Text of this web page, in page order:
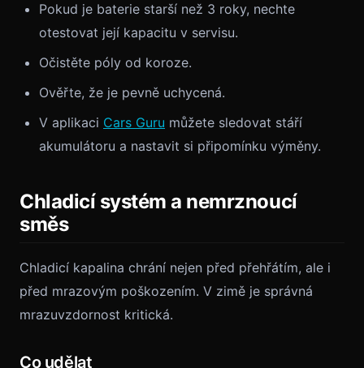
Pokud je baterie starší než 3 roky, nechte
otestovat její kapacitu v servisu.
Očistěte póly od koroze.
Ověřte, že je pevně uchycená.
V aplikaci Cars Guru můžete sledovat stáří
akumulátoru a nastavit si připomínku výměny.
Chladicí systém a nemrznoucí
směs
Chladicí kapalina chrání nejen před přehřátím, ale i
před mrazovým poškozením. V zimě je správná
mrazuvzdornost kritická.
Co udělat